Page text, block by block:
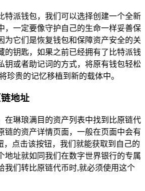
特派钱包，我们可以选择创建一个全新
，一定要像守护自己的生命一样妥善保
为它们是恢复钱包和保障资产安全的关
的钥匙，如果之前已经拥有了比特派钱
钥或者助记词的方式，将原有钱包轻松
珍贵的记忆移植到新的载体中。
地址
在琳琅满目的资产列表中找到比原链代
链的资产详情页面，一般在页面中会有
，点击该按钮，我们就能获取到自己的
地址就如同我们在数字世界银行的专属
我们转比原链代币时,就必须使用这个